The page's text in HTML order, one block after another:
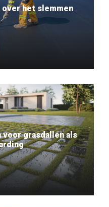
het slemmen
grasdallen als